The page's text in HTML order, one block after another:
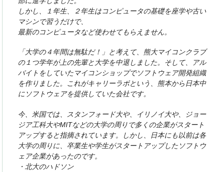
しかし、１年生、２年生はコンピュータの基礎を座学や古い
マシンで習うだけで、
最新のコンピュータなど使わせてもらえません。
「大学の４年間は無駄だ！」と考えて、熊大マイコンクラブ
の１つ学年が上の先輩と大学を中退しました。そして、アル
バイトをしていたマイコンショップでソフトウェア開発組織
を作りました。これがキャリーラボという、熊本から日本中
にソフトウェアを提供していた会社です。
今、米国では、スタンフォード大や、イリノイ大や、ジョー
ジア工科大やMITなどの大学の周りで多くの企業がスタート
アップすると指摘されています。しかし、日本にも以前は各
大学の周りに、卒業生や学生がスタートアップしたソフトウ
ェア企業があったのです。
・北大のハドソン